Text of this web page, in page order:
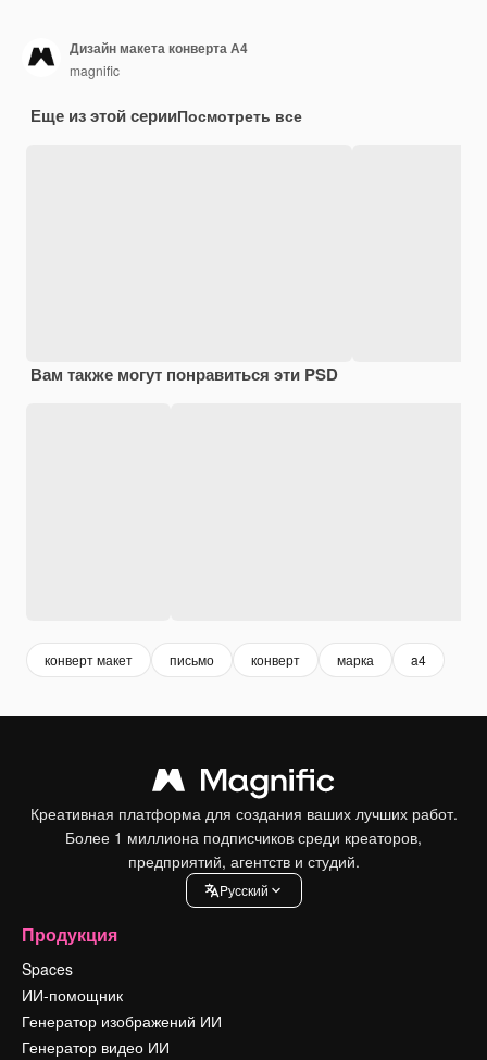
Дизайн макета конверта А4
magnific
Еще из этой серииПосмотреть все
Вам также могут понравиться эти PSD
конверт макет письмо конверт марка a4
Креативная платформа для создания ваших лучших работ.
Более 1 миллиона подписчиков среди креаторов,
предприятий, агентств и студий.
Pусский
Продукция
Spaces
ИИ-помощник
Генератор изображений ИИ
Генератор видео ИИ